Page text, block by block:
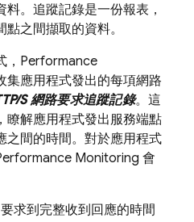
。追蹤記錄是一份報表，
之間擷取的資料。
Performance
集應用程式發出的每項網路
S 網路要求追蹤記錄。這
瞭解應用程式發出服務端點
之間的時間。對於應用程式
Monitoring 會
求到完整收到回應的時間